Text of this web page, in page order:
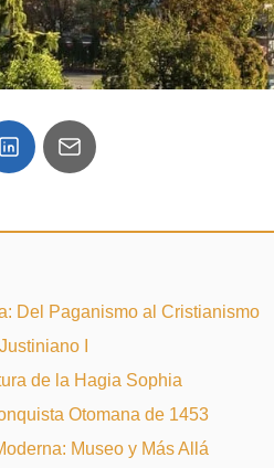
Del Paganismo al Cristianismo
I
de la Hagia Sophia
Otomana de 1453
Museo y Más Allá